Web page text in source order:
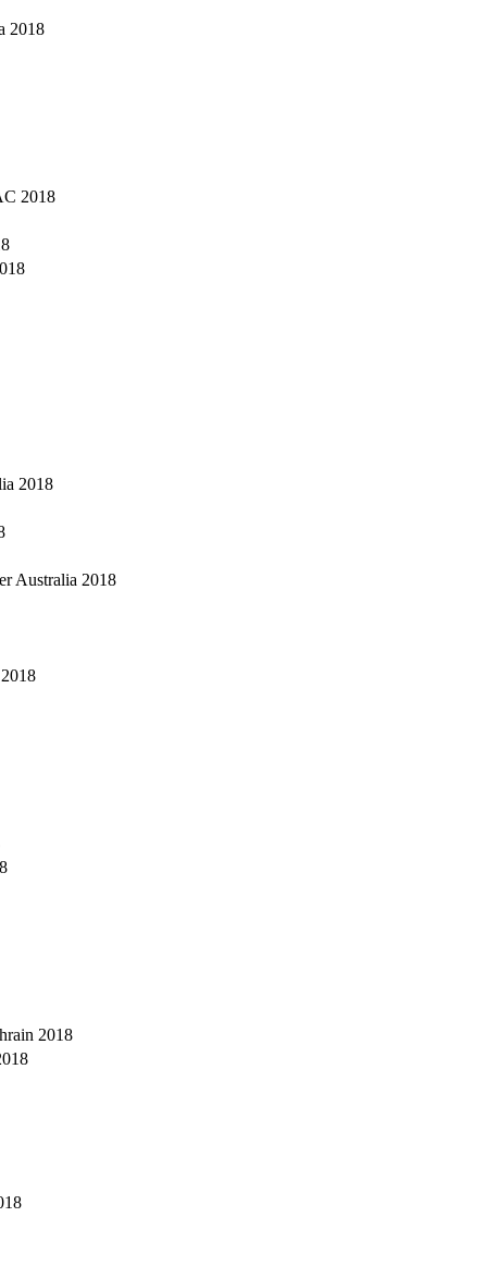
2018
2018
2018
Australia 2018
2018